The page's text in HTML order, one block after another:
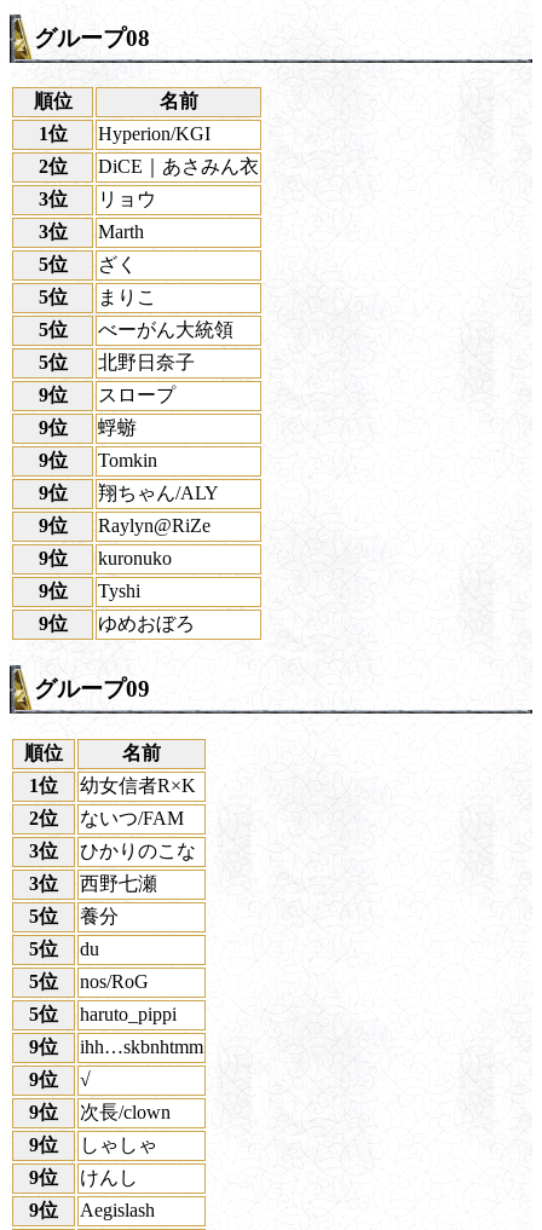
グループ08
順位
名前
1位
Hyperion/KGI
2位
DiCE｜あさみん衣
3位
リョウ
3位
Marth
5位
ざく
5位
まりこ
5位
べーがん大統領
5位
北野日奈子
9位
スロープ
9位
蜉蝣
9位
Tomkin
9位
翔ちゃん/ALY
9位
Raylyn@RiZe
9位
kuronuko
9位
Tyshi
9位
ゆめおぼろ
グループ09
順位
名前
1位
幼女信者R×K
2位
ないつ/FAM
3位
ひかりのこな
3位
西野七瀬
5位
養分
5位
du
5位
nos/RoG
5位
haruto_pippi
9位
ihh…skbnhtmm
9位
√
9位
次長/clown
9位
しゃしゃ
9位
けんし
9位
Aegislash